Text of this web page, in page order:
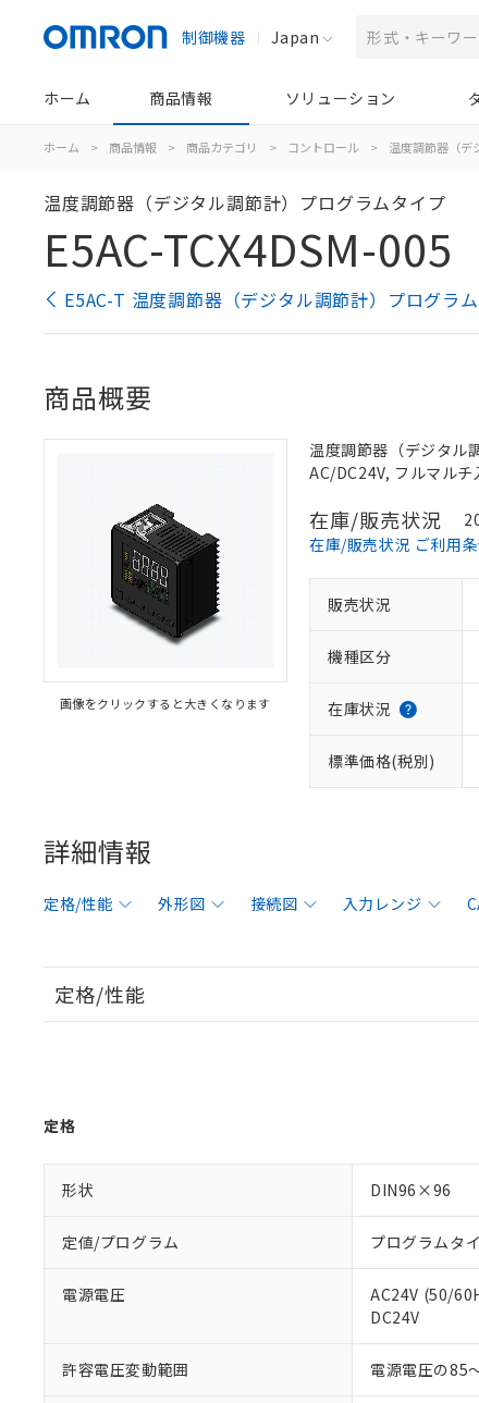
制御機器 Japan
ホーム 商品情報 ソリューション
ホーム > 商品情報 > 商品カテゴリ > コントロール > 温度調節器（デ
温度調節器（デジタル調節計）プログラムタイプ
E5AC-TCX4DSM-005
E5AC-T 温度調節器（デジタル調節計）プログラ
商品概要
画像をクリックすると大きくなります
温度調節器（デジタ
AC/DC24V, フルマル
在庫/販売状況
在庫/販売状況 ご利用
販売状況
機種区分
在庫状況
標準価格(税別)
詳細情報
定格/性能 外形図 接続図 入力レンジ
定格/性能
定格
形状 DIN96×96
定値/プログラム プログラムタ
電源電圧
AC24V (50/
DC24V
許容電圧変動範囲 電源電圧の85